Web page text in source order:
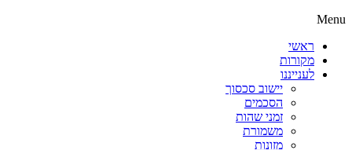
Menu
ראשי
מקורות
לענייננו
יישוב סכסוך
הסכמים
זמני שהות
משמורת
מזונות